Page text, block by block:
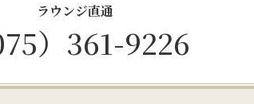
ラウンジ直通
）361-9226